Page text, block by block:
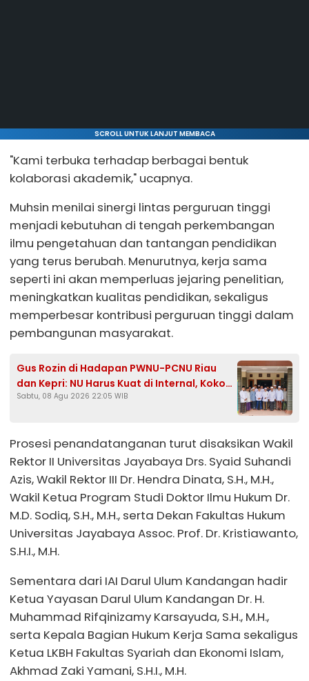
SCROLL UNTUK LANJUT MEMBACA
"Kami terbuka terhadap berbagai bentuk
kolaborasi akademik," ucapnya.
Muhsin menilai sinergi lintas perguruan tinggi
menjadi kebutuhan di tengah perkembangan
ilmu pengetahuan dan tantangan pendidikan
yang terus berubah. Menurutnya, kerja sama
seperti ini akan memperluas jejaring penelitian,
meningkatkan kualitas pendidikan, sekaligus
memperbesar kontribusi perguruan tinggi dalam
pembangunan masyarakat.
Gus Rozin di Hadapan PWNU-PCNU Riau
dan Kepri: NU Harus Kuat di Internal, Kokoh
di Pesantren, Kritis ke Pemerintah
Sabtu, 08 Agu 2026 22:05 WIB
Prosesi penandatanganan turut disaksikan Wakil
Rektor II Universitas Jayabaya Drs. Syaid Suhandi
Azis, Wakil Rektor III Dr. Hendra Dinata, S.H., M.H.,
Wakil Ketua Program Studi Doktor Ilmu Hukum Dr.
M.D. Sodiq, S.H., M.H., serta Dekan Fakultas Hukum
Universitas Jayabaya Assoc. Prof. Dr. Kristiawanto,
S.H.I., M.H.
Sementara dari IAI Darul Ulum Kandangan hadir
Ketua Yayasan Darul Ulum Kandangan Dr. H.
Muhammad Rifqinizamy Karsayuda, S.H., M.H.,
serta Kepala Bagian Hukum Kerja Sama sekaligus
Ketua LKBH Fakultas Syariah dan Ekonomi Islam,
Akhmad Zaki Yamani, S.H.I., M.H.